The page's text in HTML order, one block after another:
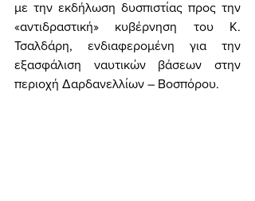
με την εκδήλωση δυσπιστίας προς την
«αντιδραστική» κυβέρνηση του Κ.
Τσαλδάρη, ενδιαφερομένη για την
εξασφάλιση ναυτικών βάσεων στην
περιοχή Δαρδανελλίων – Βοσπόρου.